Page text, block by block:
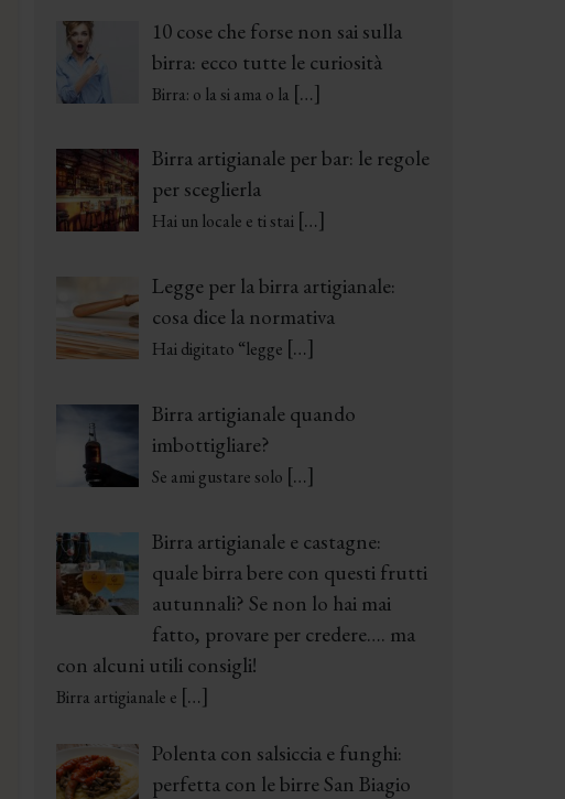
10 cose che forse non sai sulla
birra: ecco tutte le curiosità
Birra: o la si ama o la […]
Birra artigianale per bar: le regole
per sceglierla
Hai un locale e ti stai […]
Legge per la birra artigianale:
cosa dice la normativa
Hai digitato “legge […]
Birra artigianale quando
imbottigliare?
Se ami gustare solo […]
Birra artigianale e castagne:
quale birra bere con questi frutti
autunnali? Se non lo hai mai
fatto, provare per credere…. ma
con alcuni utili consigli!
Birra artigianale e […]
Polenta con salsiccia e funghi:
perfetta con le birre San Biagio